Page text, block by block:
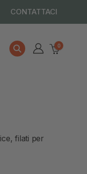
CONTATTACI
0
filati per